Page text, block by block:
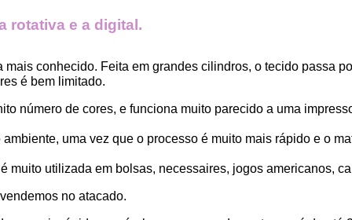
rotativa e a digital.
conhecido. Feita em grandes cilindros, o tecido passa
é bem limitado.
número de cores, e funciona muito parecido a uma
uma vez que o processo é muito mais rápido e o
muito utilizada em bolsas, necessaires, jogos americanos,
no atacado.